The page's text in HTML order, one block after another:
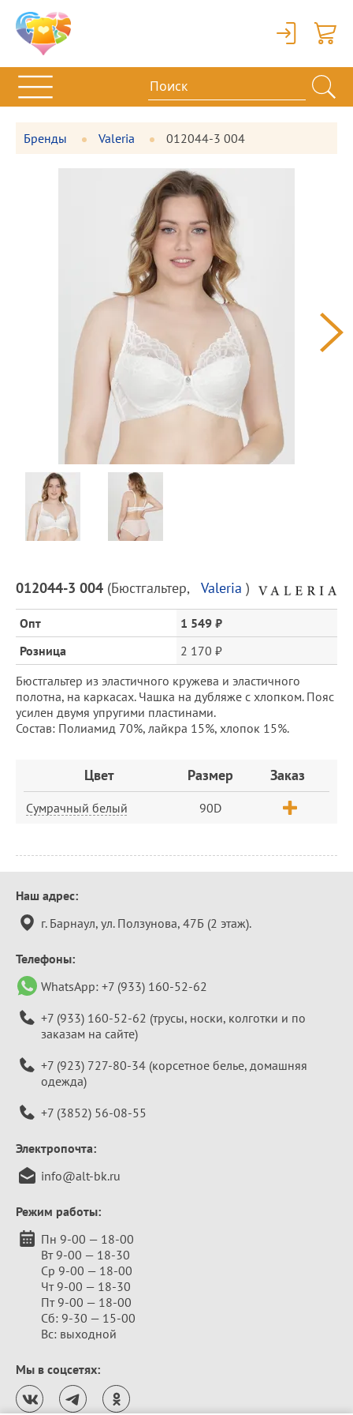
Вход
Бренды Valeria 012044-3 004
Фотографии
товара
Описание
товара
и
цена
012044-3 004 (Бюстгальтер, Valeria )
Опт
1 549 ₽
Розница
2 170 ₽
Бюстгальтер из эластичного кружева и эластичного
полотна, на каркасах. Чашка на дубляже с хлопком. Пояс
усилен двумя упругими пластинами.
Состав: Полиамид 70%, лайкра 15%, хлопок 15%.
Цвет Размер Заказ
Сумрачный белый 90D
Контактная
информация
Наш адрес:
г. Барнаул, ул. Ползунова, 47Б (2 этаж).
Телефоны:
WhatsApp: +7 (933) 160-52-62
+7 (933) 160-52-62 (трусы, носки, колготки и по
заказам на сайте)
+7 (923) 727-80-34 (корсетное белье, домашняя
одежда)
+7 (3852) 56-08-55
Электропочта:
info@alt-bk.ru
Режим работы:
Пн 9-00 — 18-00
Вт 9-00 — 18-30
Ср 9-00 — 18-00
Чт 9-00 — 18-30
Пт 9-00 — 18-00
Сб: 9-30 — 15-00
Вс: выходной
Мы в соцсетях: